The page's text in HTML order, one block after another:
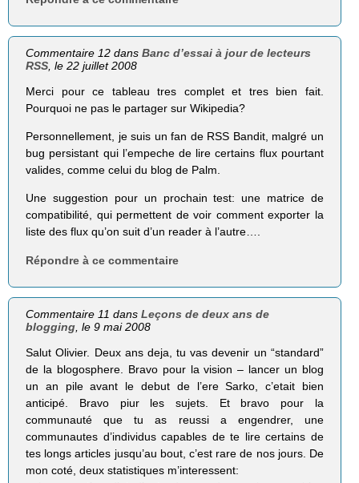
Commentaire 12 dansBanc d’essai à jour de lecteurs
RSS, le 22 juillet 2008
Merci pour ce tableau tres complet et tres bien fait.
Pourquoi ne pas le partager sur Wikipedia?
Personnellement, je suis un fan de RSS Bandit, malgré un
bug persistant qui l’empeche de lire certains flux pourtant
valides, comme celui du blog de Palm.
Une suggestion pour un prochain test: une matrice de
compatibilité, qui permettent de voir comment exporter la
liste des flux qu’on suit d’un reader à l’autre….
Répondre à ce commentaire
Commentaire 11 dansLeçons de deux ans de
blogging , le 9 mai 2008
Salut Olivier. Deux ans deja, tu vas devenir un “standard”
de la blogosphere. Bravo pour la vision – lancer un blog
un an pile avant le debut de l’ere Sarko, c’etait bien
anticipé. Bravo piur les sujets. Et bravo pour la
communauté que tu as reussi a engendrer, une
communautes d’individus capables de te lire certains de
tes longs articles jusqu’au bout, c’est rare de nos jours. De
mon coté, deux statistiques m’interessent: